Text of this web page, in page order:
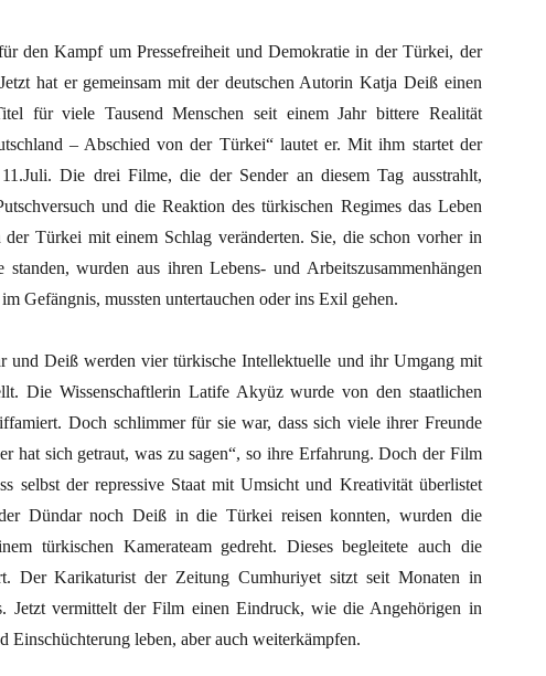
den Kampf um Pressefreiheit und Demokratie in der Türkei, der
hat er gemeinsam mit der deutschen Autorin Katja Deiß einen
für viele Tausend Menschen seit einem Jahr bittere Realität
– Abschied von der Türkei“ lautet er. Mit ihm startet der
Die drei Filme, die der Sender an diesem Tag ausstrahlt,
und die Reaktion des türkischen Regimes das Leben
Türkei mit einem Schlag veränderten. Sie, die schon vorher in
wurden aus ihren Lebens- und Arbeitszusammenhängen
Gefängnis, mussten untertauchen oder ins Exil gehen.
und Deiß werden vier türkische Intellektuelle und ihr Umgang mit
Die Wissenschaftlerin Latife Akyüz wurde von den staatlichen
Doch schlimmer für sie war, dass sich viele ihrer Freunde
hat sich getraut, was zu sagen“, so ihre Erfahrung. Doch der Film
selbst der repressive Staat mit Umsicht und Kreativität überlistet
Dündar noch Deiß in die Türkei reisen konnten, wurden die
türkischen Kamerateam gedreht. Dieses begleitete auch die
Der Karikaturist der Zeitung Cumhuriyet sitzt seit Monaten in
Jetzt vermittelt der Film einen Eindruck, wie die Angehörigen in
Einschüchterung leben, aber auch weiterkämpfen.